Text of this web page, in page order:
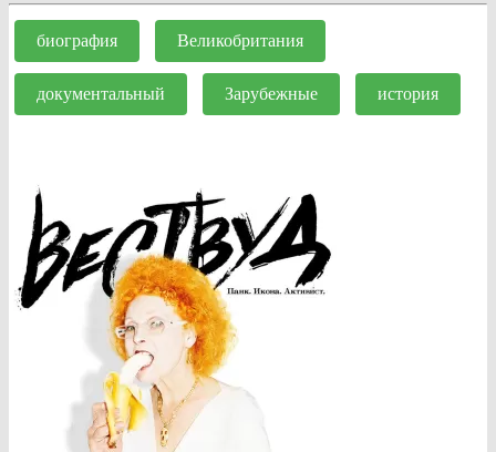
Close
Button
биография Великобритания
документальный Зарубежные история